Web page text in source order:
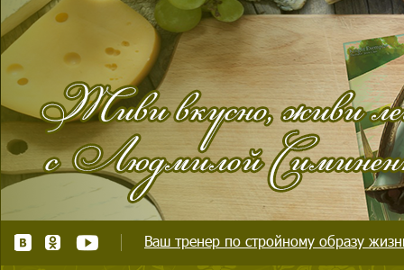
Ваш тренер по стройному образу